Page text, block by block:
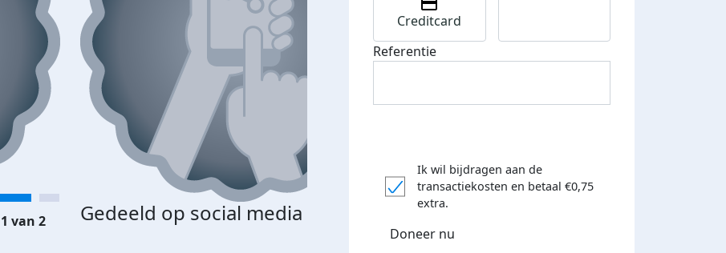
Gedeeld op social media Donateurs bedankt
1 van 2
Creditcard
Referentie
Ik wil bijdragen aan de
transactiekosten en betaal €0,75
extra.
Doneer nu